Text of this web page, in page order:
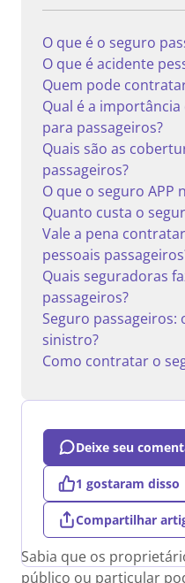
Sabia que os
público ou particular
O que é o seguro
O que é acidente
Quem pode
Qual é a
para passageiros?
Quais são as
passageiros?
O que o seguro APP
Quanto custa o
Vale a pena
pessoais
Quais seguradoras
passageiros?
Seguro passageiros:
sinistro?
Como contratar o
Deixe seu
1 gostaram disso
Compartilhar